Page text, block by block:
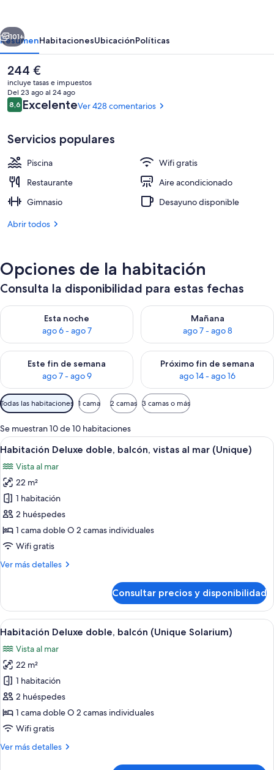
Hotels
-
Adults
Only
3 piscinas al aire libre, sombrillas,
Siguiente
101+
ResumenHabitacionesUbicaciónPolíticas
El
precio
actual
es
de
244 €
incluye tasas e impuestos
Del 23 ago al 24 ago
Comentarios
8,68,6 de 10
ExcelenteVer 428 comentarios
Servicios populares
Piscina
Wifi gratis
Restaurante
Aire acondicionado
Gimnasio
Desayuno disponible
Abrir todos
Opciones de la habitación
Consulta la disponibilidad para estas fechas
Esta noche
ago 6 - ago 7
Consulta la disponibilidad para esta noche, ago 6 - ago 7
Mañana
ago 7 - ago 8
Consulta la disponibilidad
Este fin de semana
ago 7 - ago 9
Consulta la disponibilidad para este fin de semana, ago 7 -
Próximo fin de semana
ago 14 - ago 16
Consulta la disponibilidad
Filtros
disponibles
para
las
habitaciones
Todas las habitaciones 1 cama 2 camas 3 camas o más
Se muestran 10 de 10 habitaciones
Abrir
todas
las
fotos
de
Habitación
Deluxe
doble,
balcón,
vistas
(Unique)
Habitación de hotel con una cama
4
Habitación Deluxe doble, balcón, vistas al mar (Unique)
Vista al mar
22 m²
1 habitación
2 huéspedes
1 cama doble O 2 camas individuales
Wifi gratis
Ver más detalles
Más
Deluxe
doble,
balcón,
al
mar
(Unique)
Consultar precios y disponibilidad
Abrir
todas
las
fotos
de
Habitación
Deluxe
doble,
balcón
(Unique
Habitación de hotel con una cama
4
Habitación Deluxe doble, balcón (Unique Solarium)
Vista al mar
22 m²
1 habitación
2 huéspedes
1 cama doble O 2 camas individuales
Wifi gratis
Ver más detalles
Más